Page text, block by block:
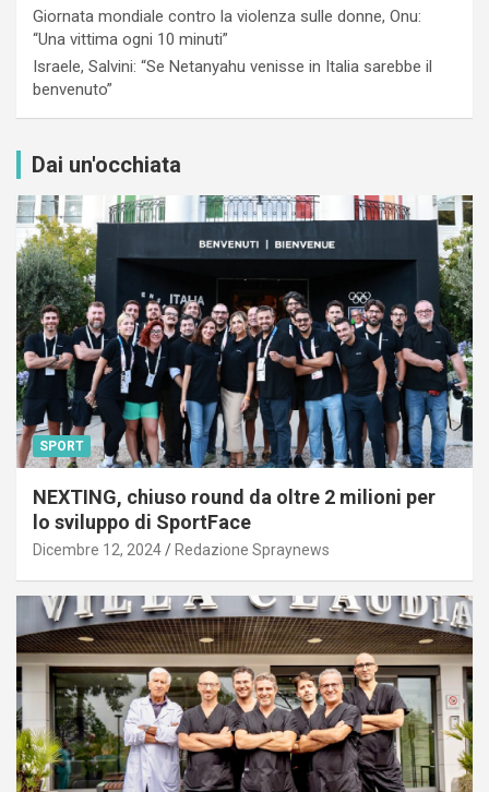
Giornata mondiale contro la violenza sulle donne, Onu:
“Una vittima ogni 10 minuti”
Israele, Salvini: “Se Netanyahu venisse in Italia sarebbe il
benvenuto”
Dai un'occhiata
SPORT
NEXTING, chiuso round da oltre 2 milioni per
lo sviluppo di SportFace
Dicembre 12, 2024 Redazione Spraynews